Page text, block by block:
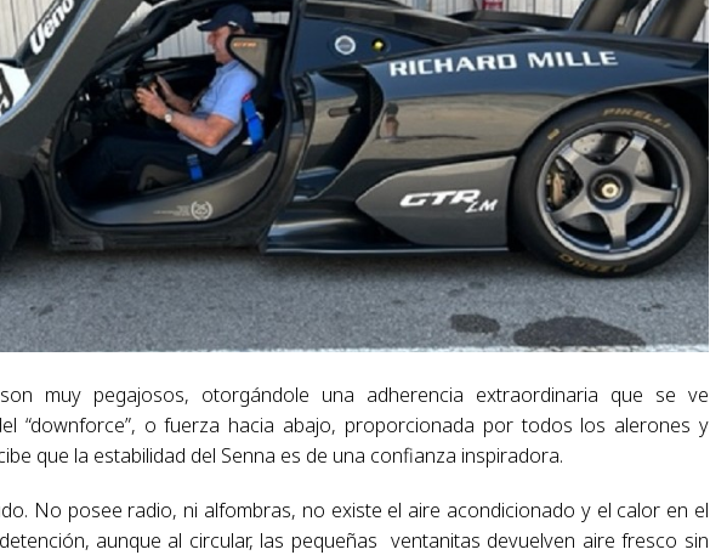
muy pegajosos, otorgándole una adherencia extraordinaria que se ve
“downforce”, o fuerza hacia abajo, proporcionada por todos los alerones y
que la estabilidad del Senna es de una confianza inspiradora.
No posee radio, ni alfombras, no existe el aire acondicionado y el calor en el
aunque al circular, las pequeñas ventanitas devuelven aire fresco sin